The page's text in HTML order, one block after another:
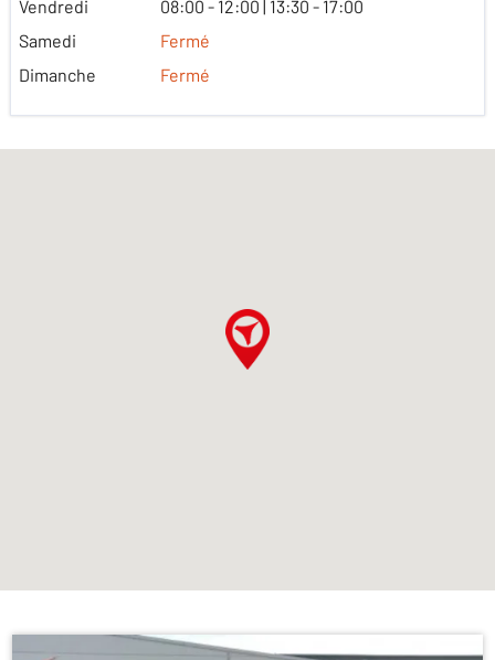
Vendredi
08:00 - 12:00 | 13:30 - 17:00
Samedi
Fermé
Dimanche
Fermé